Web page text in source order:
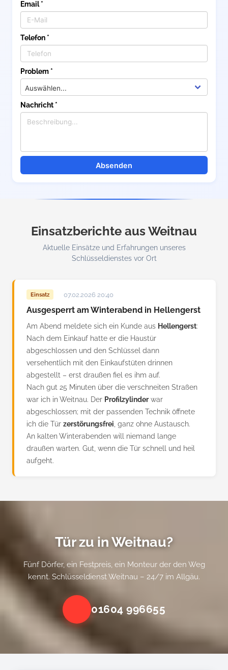
Email *
Telefon *
Problem *
Nachricht *
Absenden
Einsatzberichte aus Weitnau
Aktuelle Einsätze und Erfahrungen unseres
Schlüsseldienstes vor Ort
Einsatz 07.02.2026 20:40
Ausgesperrt am Winterabend in Hellengerst
Am Abend meldete sich ein Kunde aus Hellengerst:
Nach dem Einkauf hatte er die Haustür
abgeschlossen und den Schlüssel dann
versehentlich mit den Einkaufstüten drinnen
abgestellt – erst draußen fiel es ihm auf.
Nach gut 25 Minuten über die verschneiten Straßen
war ich in Weitnau. Der Profilzylinderwar
abgeschlossen; mit der passenden Technik öffnete
ich die Tür zerstörungsfrei , ganz ohne Austausch.
An kalten Winterabenden will niemand lange
draußen warten. Gut, wenn die Tür schnell und heil
aufgeht.
Tür zu in Weitnau?
Fünf Dörfer, ein Festpreis, ein Monteur der den Weg
kennt. Schlüsseldienst Weitnau – 24/7 im Allgäu.
01604 996655